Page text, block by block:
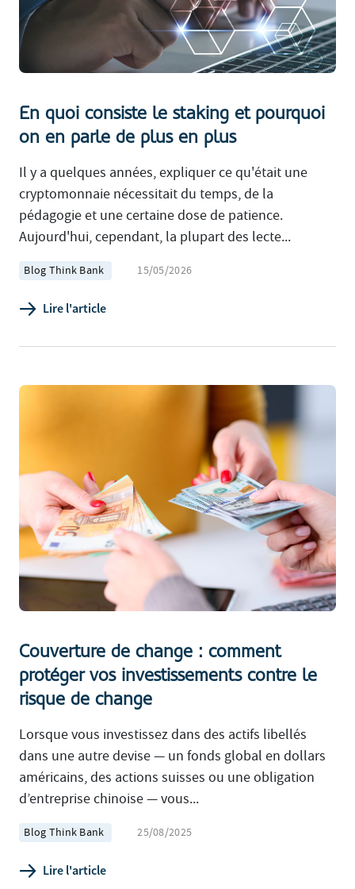
En quoi consiste le staking et pourquoi
on en parle de plus en plus
Il y a quelques années, expliquer ce qu'était une
cryptomonnaie nécessitait du temps, de la
pédagogie et une certaine dose de patience.
Aujourd'hui, cependant, la plupart des lecte...
Blog Think Bank 15/05/2026
Lire l'article
Couverture de change : comment
protéger vos investissements contre le
risque de change
Lorsque vous investissez dans des actifs libellés
dans une autre devise — un fonds global en dollars
américains, des actions suisses ou une obligation
d’entreprise chinoise — vous...
Blog Think Bank 25/08/2025
Lire l'article